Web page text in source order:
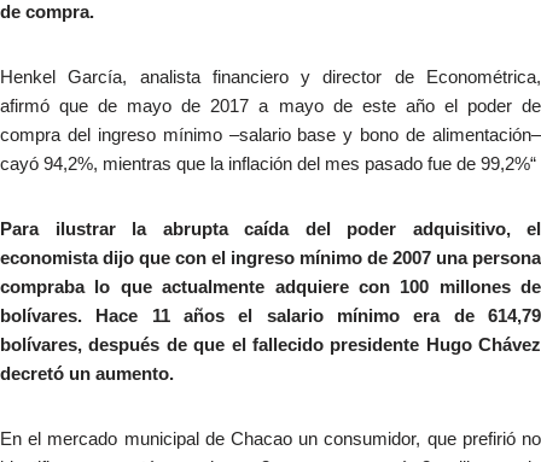
de compra.
Henkel García, analista financiero y director de Econométrica,
afirmó que de mayo de 2017 a mayo de este año el poder de
compra del ingreso mínimo –salario base y bono de alimentación–
cayó 94,2%, mientras que la inflación del mes pasado fue de 99,2%“
Para ilustrar la abrupta caída del poder adquisitivo, el
economista dijo que con el ingreso mínimo de 2007 una persona
compraba lo que actualmente adquiere con 100 millones de
bolívares. Hace 11 años el salario mínimo era de 614,79
bolívares, después de que el fallecido presidente Hugo Chávez
decretó un aumento.
En el mercado municipal de Chacao un consumidor, que prefirió no